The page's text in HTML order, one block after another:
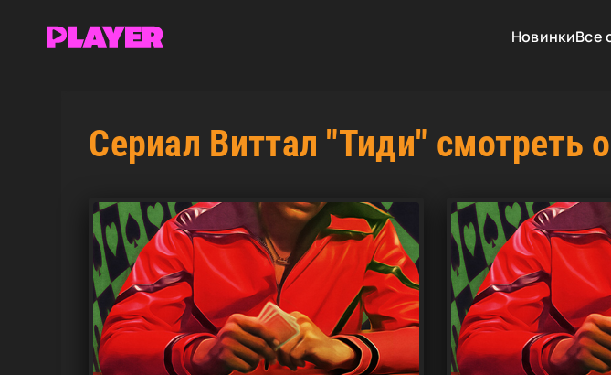
НовинкиВсе
Сериал Виттал "Тиди" смотреть